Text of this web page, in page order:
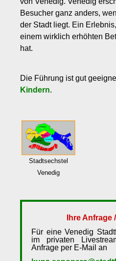
Besucher ganz anders,
der Stadt liegt. Ein
einem wirklich erhöhten
hat.
Die Führung ist gut
Kindern.
Stadtsechstel
Venedig
Ihre
Für eine Venedig
im privaten
Anfrage per E-Mail an